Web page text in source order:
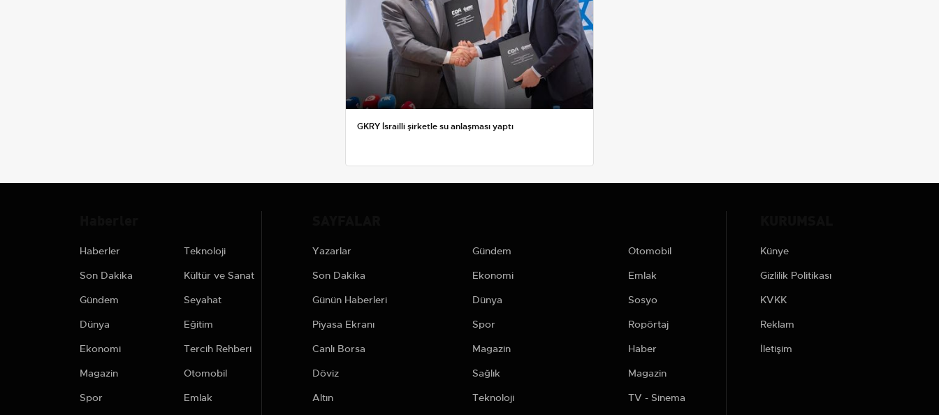
GKRY İsrailli şirketle su anlaşması yaptı
Haberler
Son Dakika
Gündem
Dünya
Ekonomi
Magazin
Spor
Teknoloji
Kültür ve Sanat
Seyahat
Eğitim
Tercih Rehberi
Otomobil
Emlak
Yazarlar
Son Dakika
Günün Haberleri
Piyasa Ekranı
Canlı Borsa
Döviz
Altın
Gündem
Ekonomi
Dünya
Spor
Magazin
Sağlık
Teknoloji
Otomobil
Emlak
Sosyo
Ropörtaj
Haber
Magazin
TV - Sinema
Künye
Gizlilik Politikası
KVKK
Reklam
İletişim